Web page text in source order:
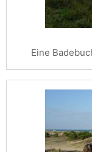
Eine